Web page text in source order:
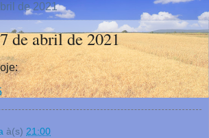
de 2021
de abril de 2021
à(s) 21:00